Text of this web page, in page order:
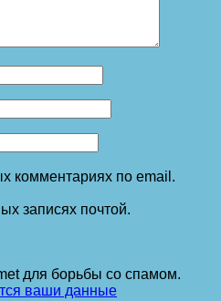
комментариях по email.
записях почтой.
для борьбы со спамом.
ваши данные